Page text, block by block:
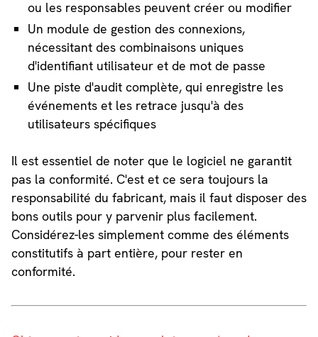
ou les responsables peuvent créer ou modifier
Un module de gestion des connexions,
nécessitant des combinaisons uniques
d'identifiant utilisateur et de mot de passe
Une piste d'audit complète, qui enregistre les
événements et les retrace jusqu'à des
utilisateurs spécifiques
Il est essentiel de noter que le logiciel ne garantit
pas la conformité. C'est et ce sera toujours la
responsabilité du fabricant, mais il faut disposer des
bons outils pour y parvenir plus facilement.
Considérez-les simplement comme des éléments
constitutifs à part entière, pour rester en
conformité.